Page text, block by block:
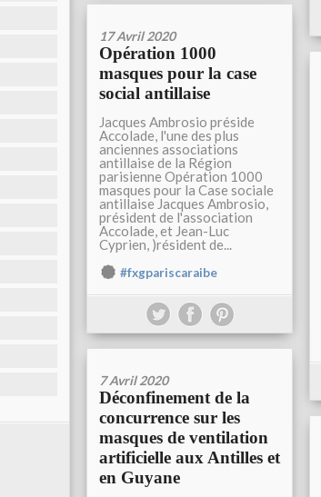
17 Avril 2020
Opération 1000
masques pour la case
social antillaise
Jacques Ambrosio préside
Accolade, l'une des plus
anciennes associations
antillaise de la Région
parisienne Opération 1000
masques pour la Case sociale
antillaise Jacques Ambrosio,
président de l'association
Accolade, et Jean-Luc
Cyprien, )résident de...
#fxgpariscaraibe
7 Avril 2020
Déconfinement de la
concurrence sur les
masques de ventilation
artificielle aux Antilles et
en Guyane